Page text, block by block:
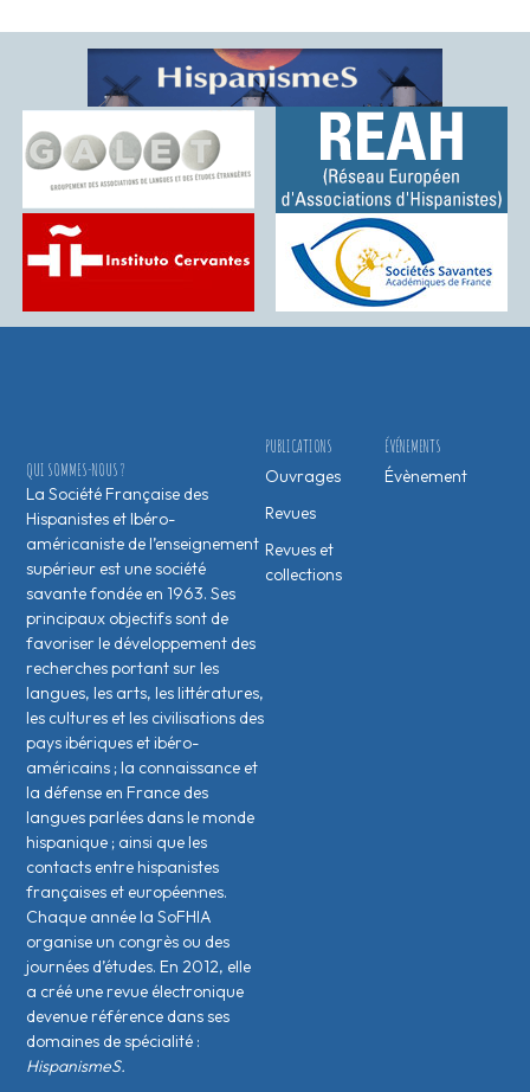
ÉVÉNEMENTS
Évènement
PUBLICATIONS
Ouvrages
Revues
Revues et
collections
QUI SOMMES-NOUS ?
La Société Française des
Hispanistes et Ibéro-
américaniste de l’enseignement
supérieur est une société
savante fondée en 1963. Ses
principaux objectifs sont de
favoriser le développement des
recherches portant sur les
langues, les arts, les littératures,
les cultures et les civilisations des
pays ibériques et ibéro-
américains ; la connaissance et
la défense en France des
langues parlées dans le monde
hispanique ; ainsi que les
contacts entre hispanistes
français·es et européen·nes.
Chaque année la SoFHIA
organise un congrès ou des
journées d’études. En 2012, elle
a créé une revue électronique
devenue référence dans ses
domaines de spécialité :
HispanismeS.